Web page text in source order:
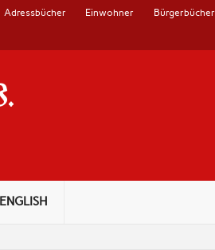
Adressbücher Einwohner Bürgerbücher
ENGLISH